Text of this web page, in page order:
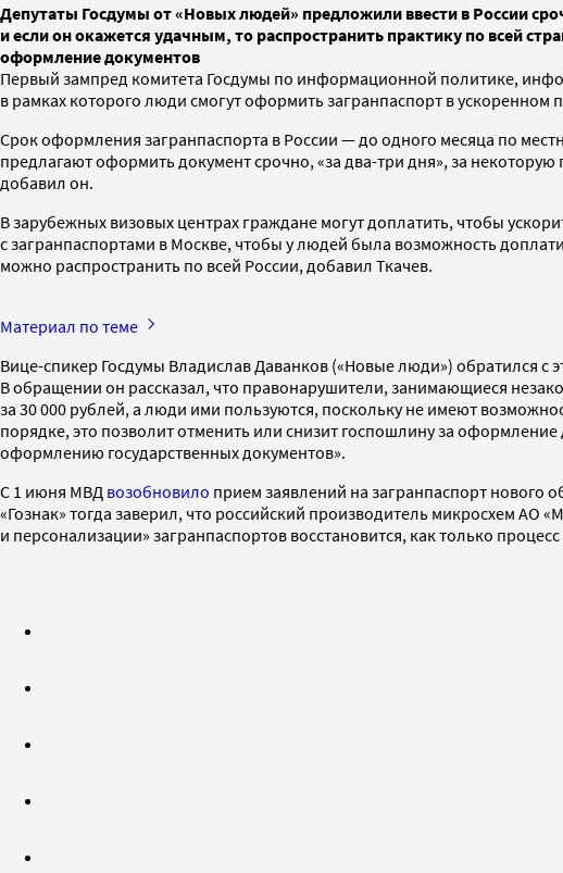
Депутаты Госдумы от «Новых людей» предложили ввести в России
и если он окажется удачным, то распространить практику по всей
оформление документов
Первый зампред комитета Госдумы по информационной политике,
в рамках которого люди смогут оформить загранпаспорт в ускоренном
Срок оформления загранпаспорта в России — до одного месяца по
предлагают оформить документ срочно, «за два-три дня», за
добавил он.
В зарубежных визовых центрах граждане могут доплатить, чтобы
с загранпаспортами в Москве, чтобы у людей была возможность
можно распространить по всей России, добавил Ткачев.
Материал по теме
Вице-спикер Госдумы Владислав Даванков («Новые люди») обратился с
В обращении он рассказал, что правонарушители, занимающиеся
за 30 000 рублей, а люди ими пользуются, поскольку не имеют
порядке, это позволит отменить или снизит госпошлину за
оформлению государственных документов».
С 1 июня МВД возобновило прием заявлений на загранпаспорт нового
«Гознак» тогда заверил, что российский производитель микросхем АО
и персонализации» загранпаспортов восстановится, как только